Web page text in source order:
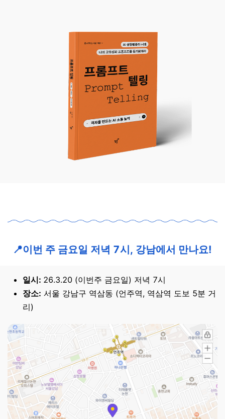
📍이번 주 금요일 저녁 7시, 강남에서 만나요!
일시: 26.3.20 (이번주 금요일) 저녁 7시
장소: 서울 강남구 역삼동 (언주역, 역삼역 도보 5분 거
리)